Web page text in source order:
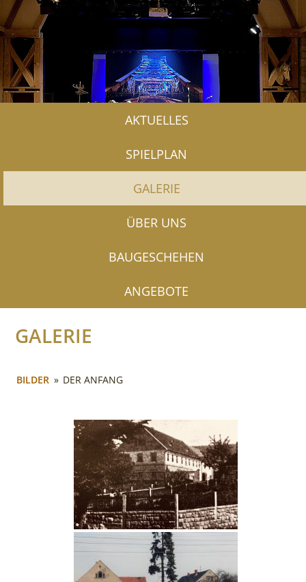
AKTUELLES
SPIELPLAN
GALERIE
ÜBER UNS
BAUGESCHEHEN
ANGEBOTE
GALERIE
BILDER » DER ANFANG